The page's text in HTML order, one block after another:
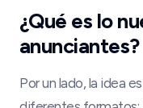
¿Qué es lo
anunciantes?
Por un lado, la idea